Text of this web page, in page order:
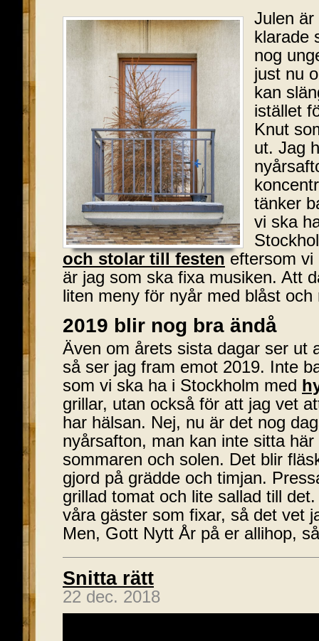
Julen är
klarade
nog
just nu
kan
istället
Knut
ut. Jag
tänker
vi ska
och stolar till festeneftersom vi
är jag som ska fixa musiken. Att
liten meny för nyår med blåst
2019 blir nog bra ändå
Även om årets sista dagar ser ut
så ser jag fram emot 2019. Inte
som vi ska ha i Stockholm med
grillar, utan också för att jag vet
har hälsan. Nej, nu är det nog
nyårsafton, man kan inte sitta
sommaren och solen. Det blir
gjord på grädde och timjan.
grillad tomat och lite sallad till
våra gäster som fixar, så det vet
Men, Gott Nytt År på er allihop,
Snitta rätt
22 dec. 2018